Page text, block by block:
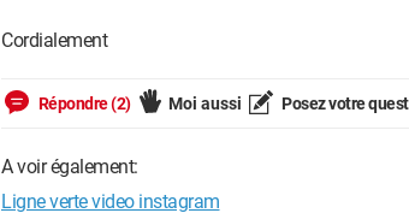
Cordialement
Répondre (2) Moi aussi Posez votre
A voir également:
Ligne verte video instagram